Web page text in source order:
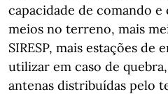
capacidade de comando
meios no terreno, mais
SIRESP, mais estações de
utilizar em caso de
antenas distribuídas pelo